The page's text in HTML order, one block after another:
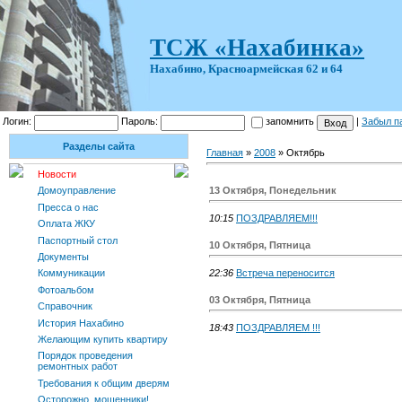
ТСЖ «Нахабинка»
Нахабино, Красноармейская 62 и 64
Логин: Пароль: запомнить Забыл
Разделы сайта
Новости
Домоуправление
Пресса о нас
Оплата ЖКУ
Паспортный стол
Документы
Коммуникации
Фотоальбом
Справочник
История Нахабино
Желающим купить квартиру
Порядок проведения
ремонтных работ
Требования к общим дверям
Осторожно, мошенники!
Главная » 2008 » Октябрь
13 Октября, Понедельник
10:15 ПОЗДРАВЛЯЕМ!!!
10 Октября, Пятница
22:36 Встреча переносится
03 Октября, Пятница
18:43 ПОЗДРАВЛЯЕМ !!!